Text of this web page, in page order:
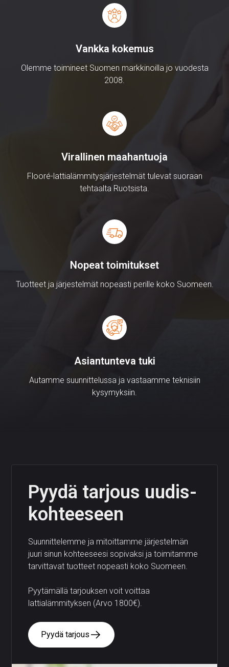
Vankka kokemus
Olemme toimineet Suomen markkinoilla jo vuodesta
2008.
Virallinen maahantuoja
Flooré-lattialämmitysjärjestelmät tulevat suoraan
tehtaalta Ruotsista.
Nopeat toimitukset
Tuotteet ja järjestelmät nopeasti perille koko Suomeen.
Asiantunteva tuki
Autamme suunnittelussa ja vastaamme teknisiin
kysymyksiin.
Pyydä tarjous uudis­
kohteeseen
Suunnittelemme ja mitoittamme järjestelmän
juuri sinun kohteeseesi sopivaksi ja toimitamme
tarvittavat tuotteet nopeasti koko Suomeen.
Pyytämällä tarjouksen voit voittaa
lattialämmityksen (Arvo 1800€).
Pyydä tarjous